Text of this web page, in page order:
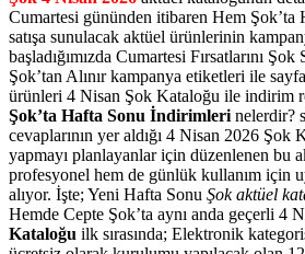
Cumartesi gününden itibaren Hem Şok’ta
satışa sunulacak aktüel ürünlerinin
başladığımızda Cumartesi Fırsatlarını
Şok’tan Alınır kampanya etiketleri ile
ürünleri 4 Nisan Şok Kataloğu ile indirim
Şok’ta Hafta Sonu İndirimleri nelerdir?
cevaplarının yer aldığı 4 Nisan 2026
yapmayı planlayanlar için düzenlenen bu
profesyonel hem de günlük kullanım için
alıyor. İşte; Yeni Hafta Sonu Şok aktüel
Hemde Cepte Şok’ta aynı anda geçerli 4
Kataloğu ilk sırasında; Elektronik